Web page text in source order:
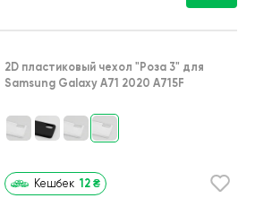
2D пластиковый чехол "Роза 3" для
Samsung Galaxy A71 2020 A715F
Кешбек 12 ₴